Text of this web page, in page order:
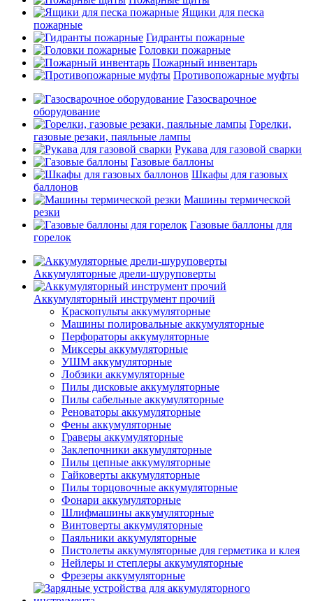
Ящики для песка
пожарные
Гидранты пожарные
Головки пожарные
Пожарный инвентарь
Противопожарные муфты
Газосварочное
оборудование
Горелки,
газовые резаки, паяльные лампы
Рукава для газовой сварки
Газовые баллоны
Шкафы для газовых
баллонов
Машины термической
резки
Газовые баллоны для
горелок
Аккумуляторные дрели-шуруповерты
Аккумуляторный инструмент прочий
Краскопульты аккумуляторные
Машины полировальные аккумуляторные
Перфораторы аккумуляторные
Миксеры аккумуляторные
УШМ аккумуляторные
Лобзики аккумуляторные
Пилы дисковые аккумуляторные
Пилы сабельные аккумуляторные
Реноваторы аккумуляторные
Фены аккумуляторные
Граверы аккумуляторные
Заклепочники аккумуляторные
Пилы цепные аккумуляторные
Гайковерты аккумуляторные
Пилы торцовочные аккумуляторные
Фонари аккумуляторные
Шлифмашины аккумуляторные
Винтоверты аккумуляторные
Паяльники аккумуляторные
Пистолеты аккумуляторные для герметика и клея
Нейлеры и степлеры аккумуляторные
Фрезеры аккумуляторные